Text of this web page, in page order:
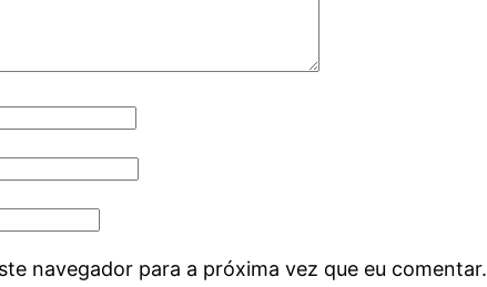
navegador para a próxima vez que eu comentar.